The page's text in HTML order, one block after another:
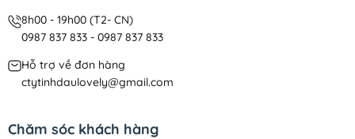
8h00 - 19h00 (T2- CN)
0987 837 833 - 0987 837 833
Hỗ trợ về đơn hàng
ctytinhdaulovely@gmail.com
Chăm sóc khách hàng